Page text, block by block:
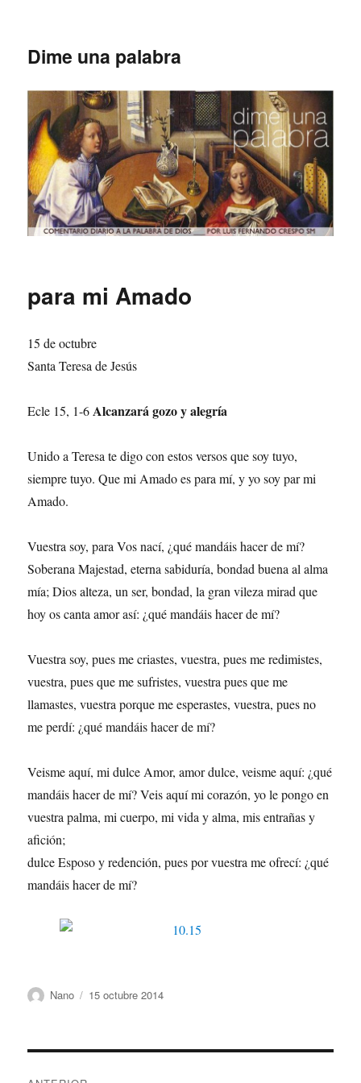
Dime una palabra
para mi Amado
15 de octubre
Santa Teresa de Jesús
Ecle 15, 1-6 Alcanzará gozo y alegría
Unido a Teresa te digo con estos versos que soy tuyo,
siempre tuyo. Que mi Amado es para mí, y yo soy par mi
Amado.
Vuestra soy, para Vos nací, ¿qué mandáis hacer de mí?
Soberana Majestad, eterna sabiduría, bondad buena al alma
mía; Dios alteza, un ser, bondad, la gran vileza mirad que
hoy os canta amor así: ¿qué mandáis hacer de mí?
Vuestra soy, pues me criastes, vuestra, pues me redimistes,
vuestra, pues que me sufristes, vuestra pues que me
llamastes, vuestra porque me esperastes, vuestra, pues no
me perdí: ¿qué mandáis hacer de mí?
Veisme aquí, mi dulce Amor, amor dulce, veisme aquí: ¿qué
mandáis hacer de mí? Veis aquí mi corazón, yo le pongo en
vuestra palma, mi cuerpo, mi vida y alma, mis entrañas y
afición;
dulce Esposo y redención, pues por vuestra me ofrecí: ¿qué
mandáis hacer de mí?
Autor
Nano
Publicado
15 octubre 2014